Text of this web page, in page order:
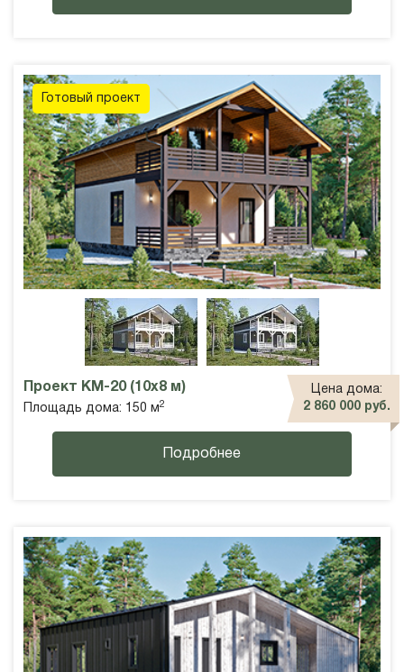
Готовый проект
Проект КМ-20 (10х8 м)
Площадь дома: 150 м 2
Цена дома:
2 860 000 руб.
Подробнее